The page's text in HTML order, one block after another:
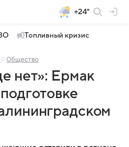
+24°
Топливный кризис
Общество
нет»: Ермак